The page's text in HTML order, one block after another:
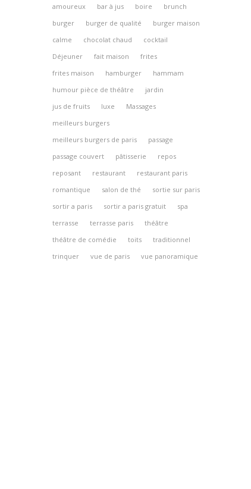
amoureux bar à jus boire
brunch
burger
burger de qualité
burger maison
calme
chocolat chaud
cocktail
Déjeuner
fait maison
frites
frites maison
hamburger
hammam
humour pièce de théâtre
jardin
jus de fruits
luxe
Massages
meilleurs burgers
meilleurs burgers de paris
passage
passage couvert
pâtisserie
repos
reposant
restaurant
restaurant paris
romantique
salon de thé
sortie sur paris
sortir a paris
sortir a paris gratuit
spa
terrasse
terrasse paris
théâtre
théâtre de comédie
toits
traditionnel
trinquer
vue de paris vue panoramique